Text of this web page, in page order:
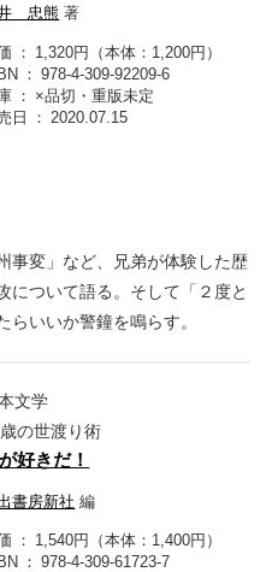
忠熊 著
1,320円（本体：1,200円）
978-4-309-92209-6
×品切・重版未定
日
2020.07.15
事変」など、兄弟が体験した歴
について語る。そして「２度と
いいか警鐘を鳴らす。
文学
の世渡り術
好きだ！
書房新社 編
1,540円（本体：1,400円）
978-4-309-61723-7